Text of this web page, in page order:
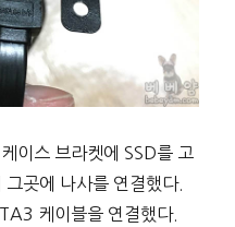
이스 브라켓에 SSD를 고
곳에 나사를 연결했다.
케이블을 연결했다.